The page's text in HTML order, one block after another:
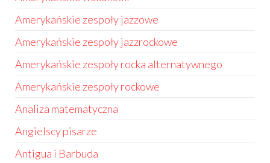
Amerykańskie zespoły jazzowe
Amerykańskie zespoły jazzrockowe
Amerykańskie zespoły rocka alternatywnego
Amerykańskie zespoły rockowe
Analiza matematyczna
Angielscy pisarze
Antigua i Barbuda